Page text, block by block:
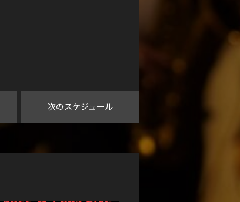
次のスケジュール